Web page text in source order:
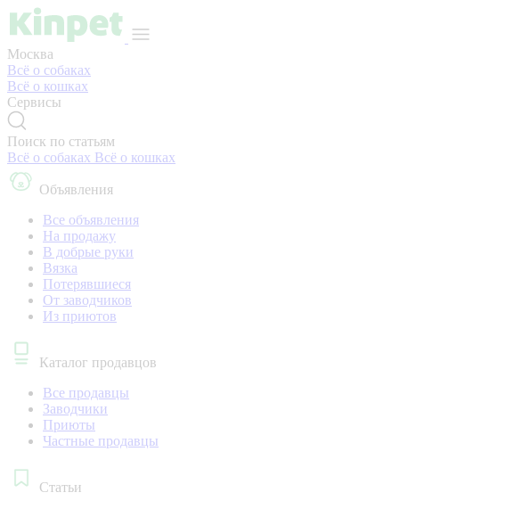
Москва
Всё о собаках
Всё о кошках
Сервисы
Поиск по статьям
Всё о собаках Всё о кошках
Объявления
Все объявления
На продажу
В добрые руки
Вязка
Потерявшиеся
От заводчиков
Из приютов
Каталог продавцов
Все продавцы
Заводчики
Приюты
Частные продавцы
Статьи